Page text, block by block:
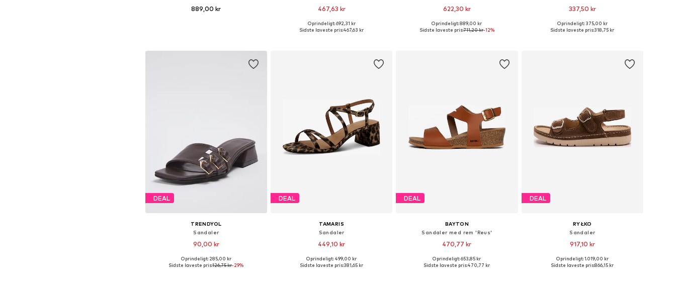
889,00 kr 467,63 kr
Oprindeligt: 692,31 kr
Sidste laveste pris:467,63 kr
622,30 kr
Oprindeligt: 889,00 kr
Sidste laveste pris:711,20 kr-12%
337,50 kr
Fås i mange størrelser
Oprindeligt: 375,00 kr
Sidste laveste pris:318,75 kr
DEAL
TRENDYOL
Sandaler
90,00 kr
Tilgængelige størrelser: 36, 37, 38, 39
Oprindeligt: 285,00 kr
Sidste laveste pris:126,75 kr-29%
DEAL
TAMARIS
Sandaler
449,10 kr
Tilgængelige størrelser: 37, 38, 39, 40
Oprindeligt: 499,00 kr
Sidste laveste pris:381,65 kr
DEAL
BAYTON
Sandaler med rem 'Reus'
470,77 kr
Oprindeligt: 653,85 kr
Sidste laveste pris:470,77 kr
DEAL
RYŁKO
Sandaler
917,10 kr
Oprindeligt: 1.019,00 kr
Sidste laveste pris:866,15 kr